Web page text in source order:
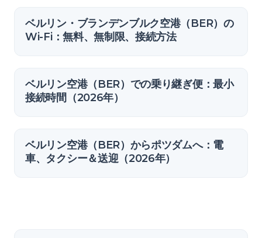
ベルリン・ブランデンブルク空港（BER）の
Wi-Fi：無料、無制限、接続方法
ベルリン空港（BER）での乗り継ぎ便：最小
接続時間（2026年）
ベルリン空港（BER）からポツダムへ：電
車、タクシー＆送迎（2026年）